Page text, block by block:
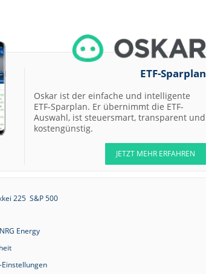
ETF-Sparplan
Oskar ist der einfache und intelligente
ETF-Sparplan. Er übernimmt die ETF-
Auswahl, ist steuersmart, transparent und
kostengünstig.
JETZT MEHR ERFAHREN
225 S&P 500
NRG Energy